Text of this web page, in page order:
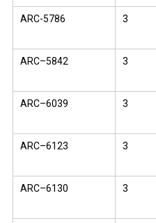
ARC-5786 3
ARC–5842 3
ARC–6039 3
ARC–6123 3
ARC–6130 3